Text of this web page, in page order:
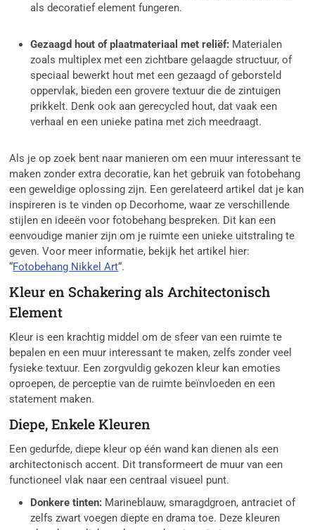
als decoratief element fungeren.
Gezaagd hout of plaatmateriaal met reliëf: Materialen
zoals multiplex met een zichtbare gelaagde structuur, of
speciaal bewerkt hout met een gezaagd of geborsteld
oppervlak, bieden een grovere textuur die de zintuigen
prikkelt. Denk ook aan gerecycled hout, dat vaak een
verhaal en een unieke patina met zich meedraagt.
Als je op zoek bent naar manieren om een muur interessant te
maken zonder extra decoratie, kan het gebruik van fotobehang
een geweldige oplossing zijn. Een gerelateerd artikel dat je kan
inspireren is te vinden op Decorhome, waar ze verschillende
stijlen en ideeën voor fotobehang bespreken. Dit kan een
eenvoudige manier zijn om je ruimte een unieke uitstraling te
geven. Voor meer informatie, bekijk het artikel hier:
“Fotobehang Nikkel Art“.
Kleur en Schakering als Architectonisch
Element
Kleur is een krachtig middel om de sfeer van een ruimte te
bepalen en een muur interessant te maken, zelfs zonder veel
fysieke textuur. Een zorgvuldig gekozen kleur kan emoties
oproepen, de perceptie van de ruimte beïnvloeden en een
statement maken.
Diepe, Enkele Kleuren
Een gedurfde, diepe kleur op één wand kan dienen als een
architectonisch accent. Dit transformeert de muur van een
functioneel vlak naar een centraal visueel punt.
Donkere tinten: Marineblauw, smaragdgroen, antraciet of
zelfs zwart voegen diepte en drama toe. Deze kleuren